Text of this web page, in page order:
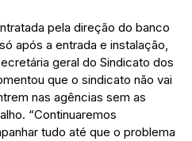
pela direção do banco
após a entrada e instalação,
geral do Sindicato dos
que o sindicato não vai
nas agências sem as
“Continuaremos
tudo até que o problema